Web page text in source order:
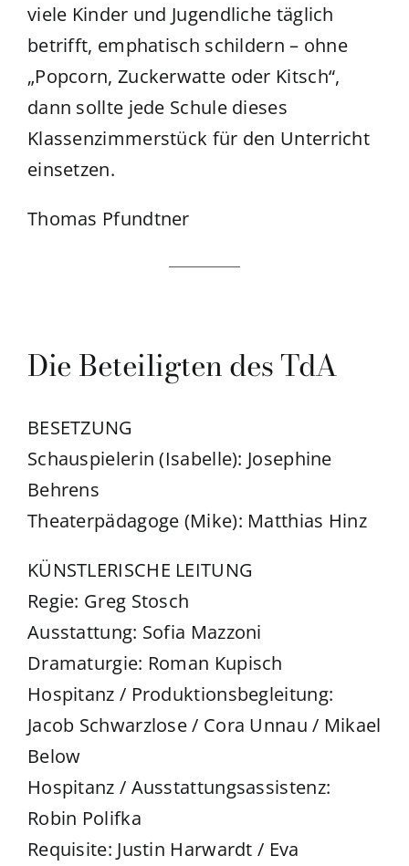
viele Kinder und Jugendliche täglich
betrifft, emphatisch schildern – ohne
„Popcorn, Zuckerwatte oder Kitsch“,
dann sollte jede Schule dieses
Klassenzimmerstück für den Unterricht
einsetzen.
Thomas Pfundtner
Die Beteiligten des TdA
BESETZUNG
Schauspielerin (Isabelle): Josephine
Behrens
Theaterpädagoge (Mike): Matthias Hinz
KÜNSTLERISCHE LEITUNG
Regie: Greg Stosch
Ausstattung: Sofia Mazzoni
Dramaturgie: Roman Kupisch
Hospitanz / Produktionsbegleitung:
Jacob Schwarzlose / Cora Unnau / Mikael
Below
Hospitanz / Ausstattungsassistenz:
Robin Polifka
Requisite: Justin Harwardt / Eva